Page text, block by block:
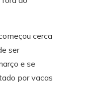
cerca
ser
e se
por vacas